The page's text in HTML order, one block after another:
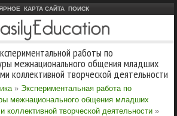
КАРТА САЙТА ПОИСК
работы по
межнационального общения младших
коллективной творческой деятельности
» Экспериментальная работа по
межнационального общения младших
коллективной творческой деятельности »